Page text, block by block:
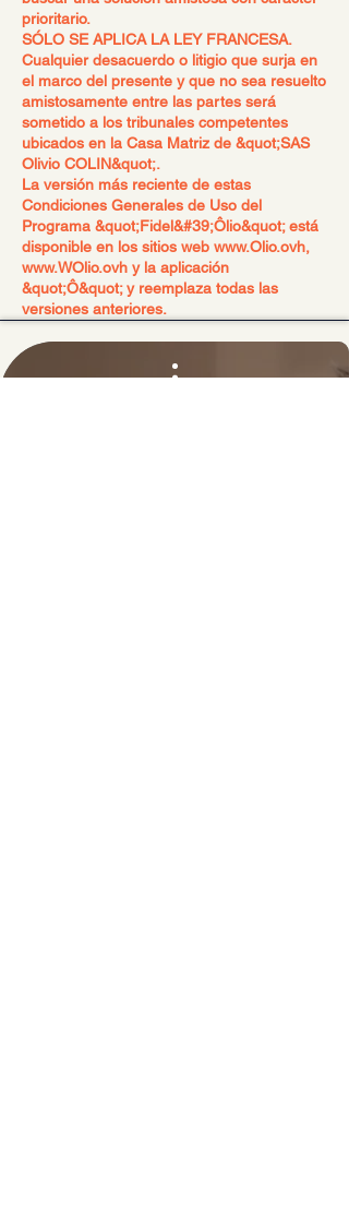
prioritario.
SÓLO SE APLICA LA LEY FRANCESA.
Cualquier desacuerdo o litigio que surja en
el marco del presente y que no sea resuelto
amistosamente entre las partes será
sometido a los tribunales competentes
ubicados en la Casa Matriz de &quot;SAS
Olivio COLIN&quot;.
La versión más reciente de estas
Condiciones Generales de Uso del
Programa &quot;Fidel&#39;Ôlio&quot; está
disponible en los sitios web www.Olio.ovh,
www.WOlio.ovh y la aplicación
&quot;Ô&quot; y reemplaza todas las
versiones anteriores.